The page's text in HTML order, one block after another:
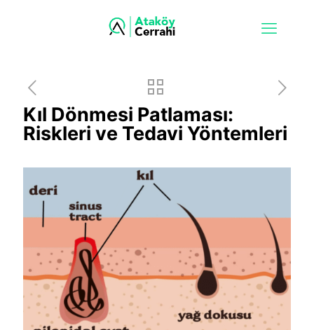
Kıl Dönmesi Patlaması:
Riskleri ve Tedavi Yöntemleri